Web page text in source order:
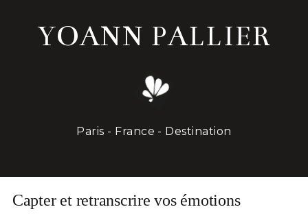
YOANN PALLIER
Paris - France - Destination
Capter et retranscrire vos émotions